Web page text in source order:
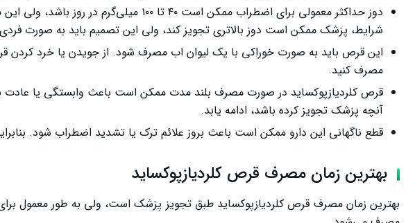
دوز حداکثر معمولی برای اضطراب ممکن است ۴۰
شرایط، پزشک ممکن است دوز بالاتری تجویز کند، ولی این تصمیم باید به صورت
این قرص باید به صورت خوراکی با یک لیوان اب مصرف شود. از جویدن یا خرد کردن
مصرف کنید.
قرص کلردیازپوکساید در صورت مصرف بلند مدت ممکن است باعث وابستگی یا عادت
آنچه پزشک تجویز کرده باشد، ادامه یابد.
قطع ناگهانی این دارو ممکن است باعث بروز علائم ترک یا تشدید اضطراب شود.
بهترین زمان مصرف قرص کلردیازپوکساید
بهترین زمان مصرف قرص کلردیازپوکساید طبق تجویز پزشک است، ولی به طور معمول